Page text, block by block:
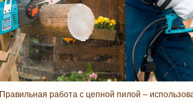
Правильная работа с цепной пилой –